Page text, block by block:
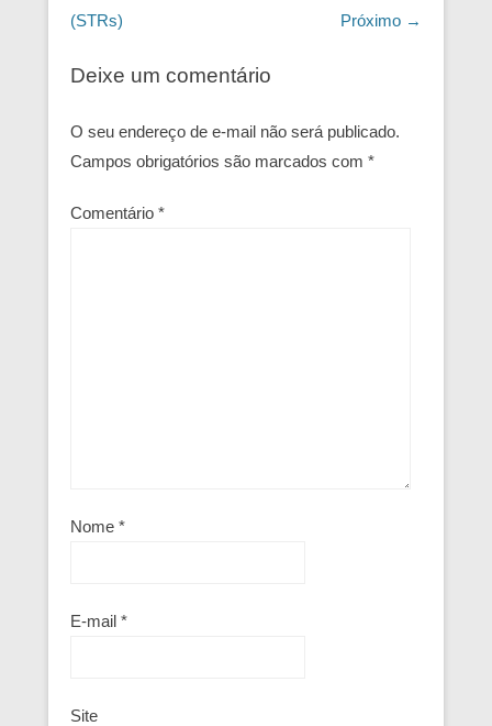
(STRs)
Próximo →
Deixe um comentário
O seu endereço de e-mail não será publicado.
Campos obrigatórios são marcados com *
Comentário *
Nome *
E-mail *
Site